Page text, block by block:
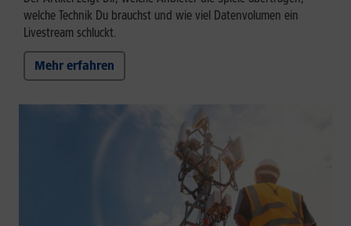
welche Technik Du brauchst und wie viel Datenvolumen ein
Livestream schluckt.
Mehr erfahren